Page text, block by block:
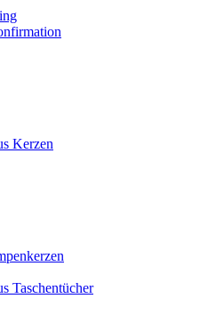
Kerzen
Taschentücher